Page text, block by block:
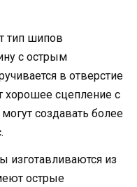
тип шипов
с острым
в отверстие
хорошее сцепление с
создавать более
изготавливаются из
острые